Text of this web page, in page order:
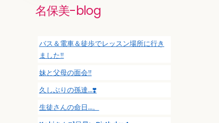
名保美-blog
バス＆電車＆徒歩でレッスン場所に行き
ました‼️
妹と父母の面会‼️
久しぶりの孫達…❣️
生徒さんの命日…。